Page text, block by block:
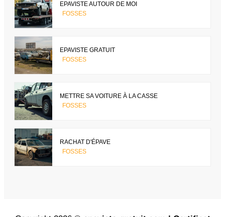
EPAVISTE AUTOUR DE MOI
FOSSES
EPAVISTE GRATUIT
FOSSES
METTRE SA VOITURE À LA CASSE
FOSSES
RACHAT D'ÉPAVE
FOSSES